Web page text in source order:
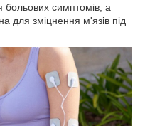
больових симптомів, а
для зміцнення м'язів під